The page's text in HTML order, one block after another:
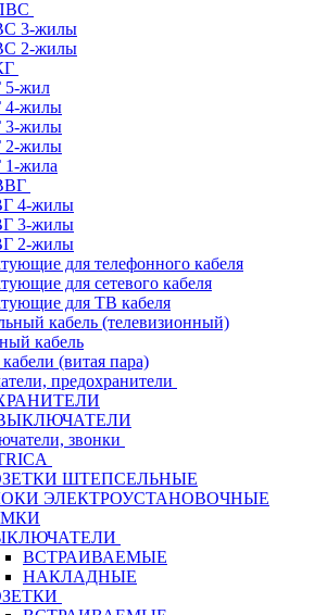
3-жилы
2-жилы
5-жил
4-жилы
3-жилы
2-жилы
жила
4-жилы
3-жилы
2-жилы
для телефонного кабеля
для сетевого кабеля
для ТВ кабеля
кабель (телевизионный)
кабель
(витая пара)
предохранители
звонки
ШТЕПСЕЛЬНЫЕ
ЭЛЕКТРОУСТАНОВОЧНЫЕ
ВСТРАИВАЕМЫЕ
НАКЛАДНЫЕ